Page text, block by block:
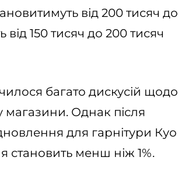
від 200 тисяч до
150 тисяч до 200 тисяч
багато дискусій щодо
магазини. Однак після
для гарнітури Куо
становить менш ніж 1%.